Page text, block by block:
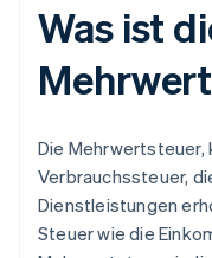
Was ist
Die Mehrwertsteuer,
Verbrauchssteuer,
Dienstleistungen
Steuer wie die